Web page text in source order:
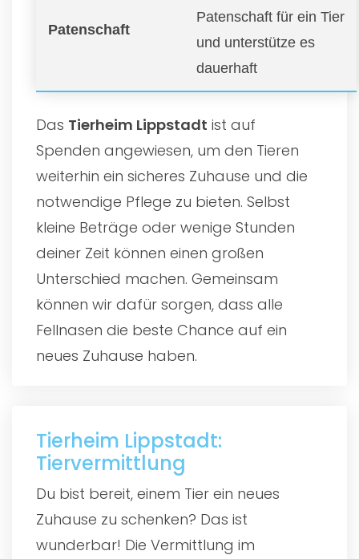
Patenschaft
Patenschaft für ein Tier
und unterstütze es
dauerhaft
Das Tierheim Lippstadt ist auf
Spenden angewiesen, um den Tieren
weiterhin ein sicheres Zuhause und die
notwendige Pflege zu bieten. Selbst
kleine Beträge oder wenige Stunden
deiner Zeit können einen großen
Unterschied machen. Gemeinsam
können wir dafür sorgen, dass alle
Fellnasen die beste Chance auf ein
neues Zuhause haben.
Tierheim Lippstadt:
Tiervermittlung
Du bist bereit, einem Tier ein neues
Zuhause zu schenken? Das ist
wunderbar! Die Vermittlung im